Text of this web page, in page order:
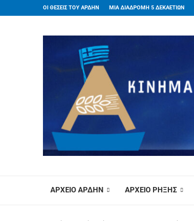
ΟΙ ΘΕΣΕΙΣ ΤΟΥ ΑΡΔΗΝ ΜΙΑ ΔΙΑΔΡΟΜΗ 5 ΔΕΚΑΕΤΙΩΝ
ΑΡΧΕΙΟ ΑΡΔΗΝ ΑΡΧΕΙΟ ΡΗΞΗΣ